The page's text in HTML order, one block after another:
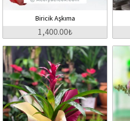
Biricik Aşkıma
1,400.00₺